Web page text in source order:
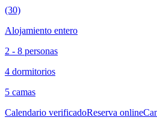
(30)
Alojamiento entero
2 - 8 personas
4 dormitorios
5 camas
Calendario verificadoReserva online